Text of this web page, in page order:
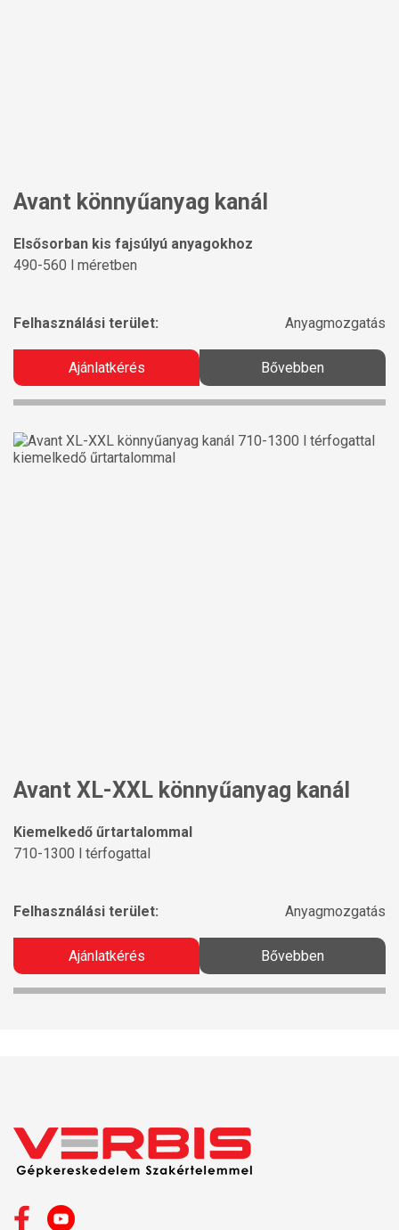
Avant könnyűanyag kanál
Elsősorban kis fajsúlyú anyagokhoz
490-560 l méretben
Felhasználási terület: Anyagmozgatás
Ajánlatkérés Bővebben
Avant XL-XXL könnyűanyag kanál
Kiemelkedő űrtartalommal
710-1300 l térfogattal
Felhasználási terület: Anyagmozgatás
Ajánlatkérés Bővebben